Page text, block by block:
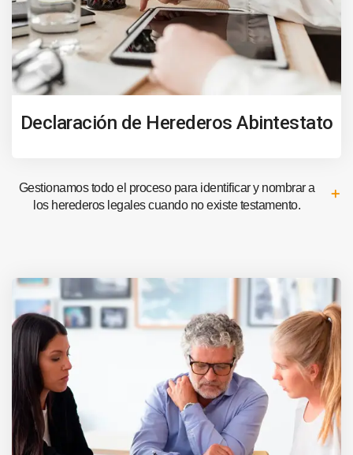
Declaración de Herederos Abintestato
Gestionamos todo el proceso para identificar y nombrar a
los herederos legales cuando no existe testamento.